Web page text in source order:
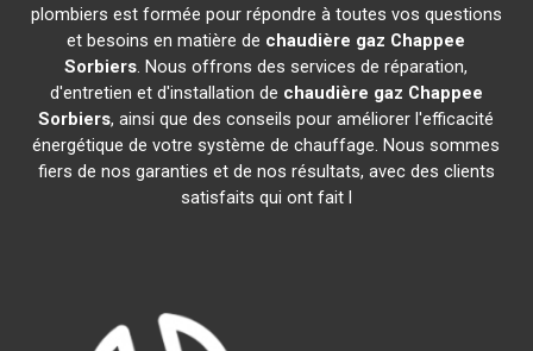
plombiers est formée pour répondre à toutes vos questions
et besoins en matière de chaudière gaz Chappee
Sorbiers. Nous offrons des services de réparation,
d'entretien et d'installation de chaudière gaz Chappee
Sorbiers, ainsi que des conseils pour améliorer l'efficacité
énergétique de votre système de chauffage. Nous sommes
fiers de nos garanties et de nos résultats, avec des clients
satisfaits qui ont fait l